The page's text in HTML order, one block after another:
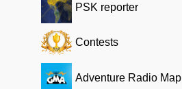
PSK reporter
Contests
Adventure Radio Map